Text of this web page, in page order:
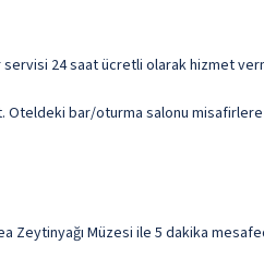
servisi 24 saat ücretli olarak hizmet
bar/oturma salonu
Müzesi ile 5 dakika